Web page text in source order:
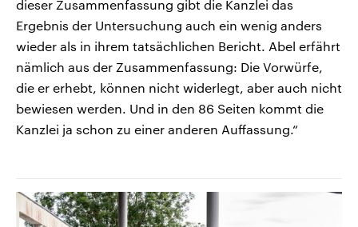
dieser Zusammenfassung gibt die Kanzlei das
Ergebnis der Untersuchung auch ein wenig anders
wieder als in ihrem tatsächlichen Bericht. Abel erfährt
nämlich aus der Zusammenfassung: Die Vorwürfe,
die er erhebt, können nicht widerlegt, aber auch nicht
bewiesen werden. Und in den 86 Seiten kommt die
Kanzlei ja schon zu einer anderen Auffassung.“